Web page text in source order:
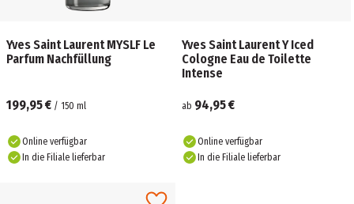
Yves Saint Laurent MYSLF Le
Parfum Nachfüllung
199,95 € / 150 ml
Online verfügbar
In die Filiale lieferbar
Yves Saint Laurent Y Iced
Cologne Eau de Toilette
Intense
ab 94,95 €
Online verfügbar
In die Filiale lieferbar